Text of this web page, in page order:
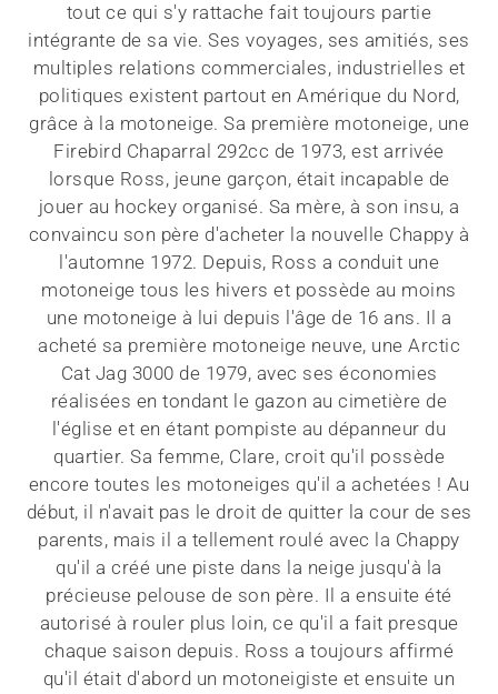
tout ce qui s'y rattache fait toujours partie
intégrante de sa vie. Ses voyages, ses amitiés, ses
multiples relations commerciales, industrielles et
politiques existent partout en Amérique du Nord,
grâce à la motoneige. Sa première motoneige, une
Firebird Chaparral 292cc de 1973, est arrivée
lorsque Ross, jeune garçon, était incapable de
jouer au hockey organisé. Sa mère, à son insu, a
convaincu son père d'acheter la nouvelle Chappy à
l'automne 1972. Depuis, Ross a conduit une
motoneige tous les hivers et possède au moins
une motoneige à lui depuis l'âge de 16 ans. Il a
acheté sa première motoneige neuve, une Arctic
Cat Jag 3000 de 1979, avec ses économies
réalisées en tondant le gazon au cimetière de
l'église et en étant pompiste au dépanneur du
quartier. Sa femme, Clare, croit qu'il possède
encore toutes les motoneiges qu'il a achetées ! Au
début, il n'avait pas le droit de quitter la cour de ses
parents, mais il a tellement roulé avec la Chappy
qu'il a créé une piste dans la neige jusqu'à la
précieuse pelouse de son père. Il a ensuite été
autorisé à rouler plus loin, ce qu'il a fait presque
chaque saison depuis. Ross a toujours affirmé
qu'il était d'abord un motoneigiste et ensuite un